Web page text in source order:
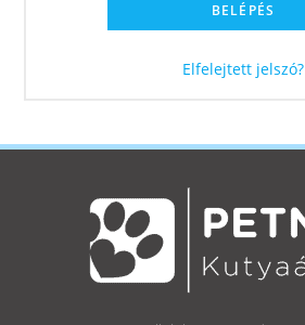
BELÉPÉS
Elfelejtett jelszó?